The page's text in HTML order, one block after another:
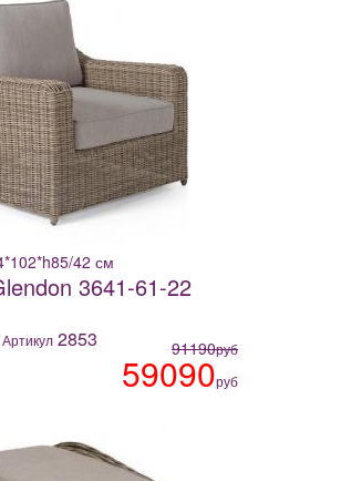
42 см
3641-61-22
Артикул 2853 91190руб
59090руб